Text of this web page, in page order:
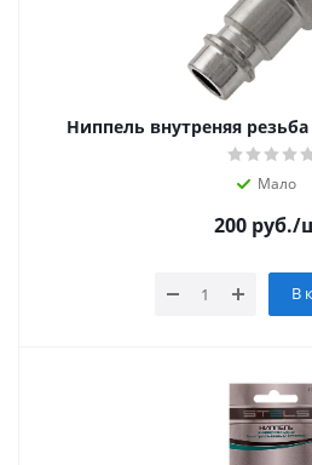
Ниппель внутреняя
Мало
200руб./
В